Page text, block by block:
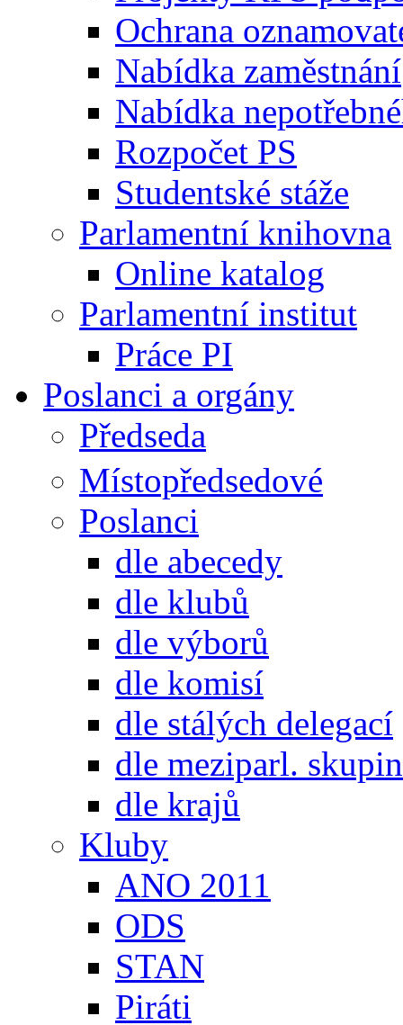
Ochrana
Nabídka zaměstnání
Nabídka
Rozpočet PS
Studentské stáže
Parlamentní knihovna
Online katalog
Parlamentní institut
Práce PI
Poslanci a orgány
Předseda
Místopředsedové
Poslanci
dle abecedy
dle klubů
dle výborů
dle komisí
dle stálých delegací
dle meziparl. skupin
dle krajů
Kluby
ANO 2011
ODS
STAN
Piráti